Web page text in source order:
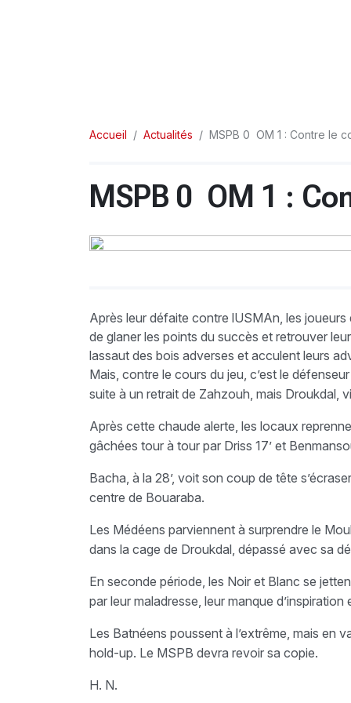
Accueil Actualités MSPB 0  OM 1 : Contre le
MSPB 0  OM 1 :
Après leur défaite contre lUSMAn, les
de glaner les points du succès et retrouver
lassaut des bois adverses et acculent leurs
Mais, contre le cours du jeu, c’est le
suite à un retrait de Zahzouh, mais Droukdal,
Après cette chaude alerte, les locaux
gâchées tour à tour par Driss 17’ et
Bacha, à la 28’, voit son coup de tête
centre de Bouaraba.
Les Médéens parviennent à surprendre le
dans la cage de Droukdal, dépassé avec sa
En seconde période, les Noir et Blanc se
par leur maladresse, leur manque d’inspiration
Les Batnéens poussent à l’extrême, mais en
hold-up. Le MSPB devra revoir sa copie.
H. N.